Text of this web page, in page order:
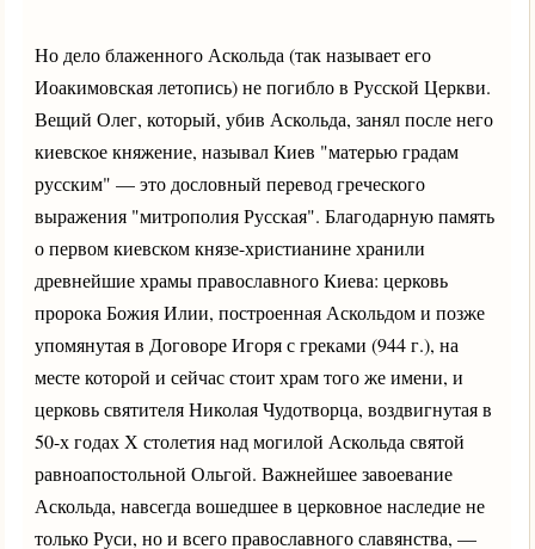
Но дело блаженного Аскольда (так называет его
Иоакимовская летопись) не погибло в Русской Церкви.
Вещий Олег, который, убив Аскольда, занял после него
киевское княжение, называл Киев "матерью градам
русским" — это дословный перевод греческого
выражения "митрополия Русская". Благодарную память
о первом киевском князе-христианине хранили
древнейшие храмы православного Киева: церковь
пророка Божия Илии, построенная Аскольдом и позже
упомянутая в Договоре Игоря с греками (944 г.), на
месте которой и сейчас стоит храм того же имени, и
церковь святителя Николая Чудотворца, воздвигнутая в
50-х годах Х столетия над могилой Аскольда святой
равноапостольной Ольгой. Важнейшее завоевание
Аскольда, навсегда вошедшее в церковное наследие не
только Руси, но и всего православного славянства, —